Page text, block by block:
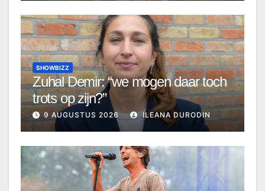
SHOWBIZZ
Zuhal Demir: “we mogen daar toch
trots op zijn?”
9 AUGUSTUS 2026 ILEANA DURODIN